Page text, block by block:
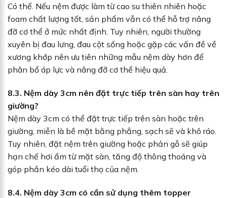
Có thể. Nếu nệm được làm từ cao su thiên nhiên hoặc
foam chất lượng tốt, sản phẩm vẫn có thể hỗ trợ nâng
đỡ cơ thể ở mức nhất định. Tuy nhiên, người thường
xuyên bị đau lưng, đau cột sống hoặc gặp các vấn đề về
xương khớp nên ưu tiên những mẫu nệm dày hơn để
phân bổ áp lực và nâng đỡ cơ thể hiệu quả.
8.3. Nệm dày 3cm nên đặt trực tiếp trên sàn hay trên
giường?
Nệm dày 3cm có thể đặt trực tiếp trên sàn hoặc trên
giường, miễn là bề mặt bằng phẳng, sạch sẽ và khô ráo.
Tuy nhiên, đặt nệm trên giường hoặc phản gỗ sẽ giúp
hạn chế hơi ẩm từ mặt sàn, tăng độ thông thoáng và
góp phần kéo dài tuổi thọ của nệm.
8.4. Nệm dày 3cm có cần sử dụng thêm topper